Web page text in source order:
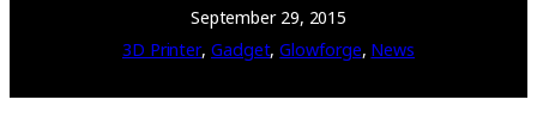
September 29, 2015
3D Printer, Gadget, Glowforge, News